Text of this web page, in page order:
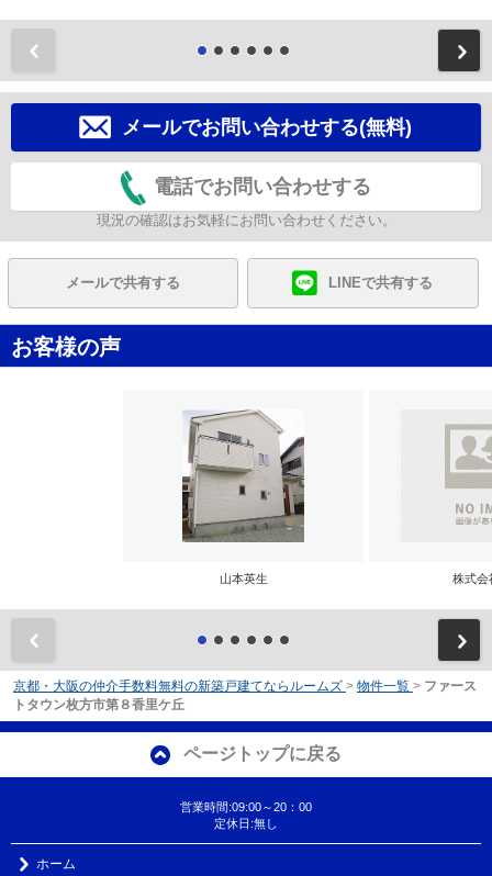
メールでお問い合わせする(無料)
電話でお問い合わせする
現況の確認はお気軽にお問い合わせください。
メールで共有する LINEで共有する
お客様の声
山本英生 株式会
京都・大阪の仲介手数料無料の新築戸建てならルームズ > 物件一覧 > ファース
トタウン枚方市第８香里ケ丘
ページトップに戻る
営業時間:09:00～20：00
定休日:無し
ホーム